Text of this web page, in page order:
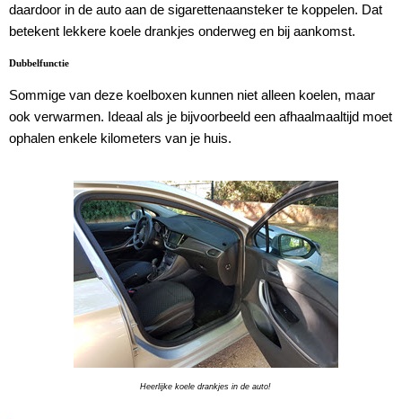
daardoor in de auto aan de sigarettenaansteker te koppelen. Dat
betekent lekkere koele drankjes onderweg en bij aankomst.
Dubbelfunctie
Sommige van deze koelboxen kunnen niet alleen koelen, maar
ook verwarmen. Ideaal als je bijvoorbeeld een afhaalmaaltijd moet
ophalen enkele kilometers van je huis.
Heerlijke koele drankjes in de auto!